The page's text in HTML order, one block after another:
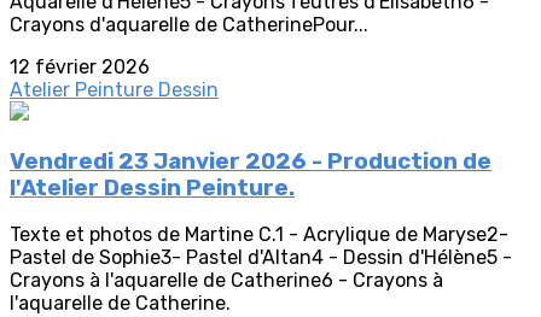
Crayons d'aquarelle de CatherinePour...
12 février 2026
Atelier Peinture Dessin
Vendredi 23 Janvier 2026 - Production de
l'Atelier Dessin Peinture.
Texte et photos de Martine C.1 - Acrylique de Maryse2-
Pastel de Sophie3- Pastel d'Altan4 - Dessin d'Hélène5 -
Crayons à l'aquarelle de Catherine6 - Crayons à
l'aquarelle de Catherine.